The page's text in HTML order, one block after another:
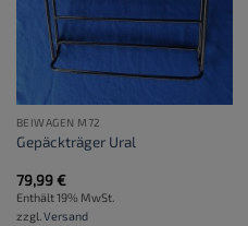
BEIWAGEN M72
Gepäckträger Ural
79,99€
Enthält 19% MwSt.
zzgl. Versand